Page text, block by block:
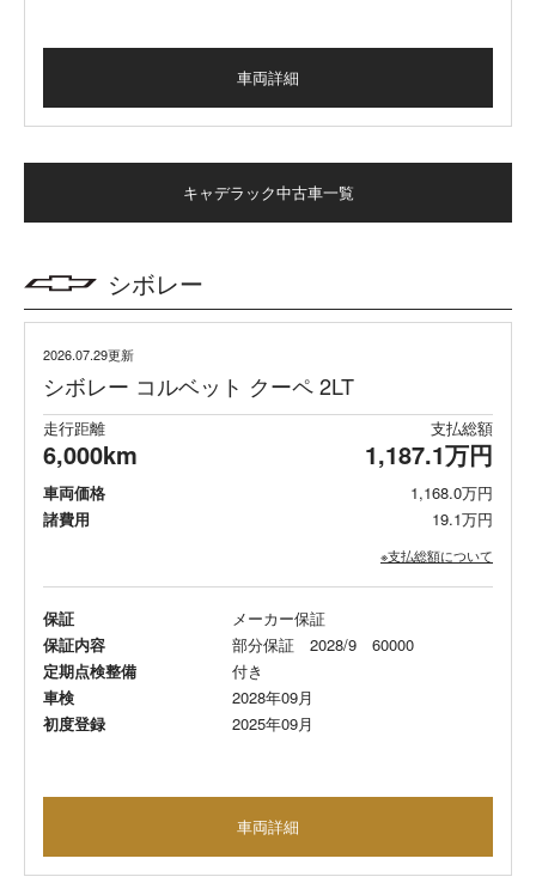
車両詳細
キャデラック中古車一覧
シボレー
2026.07.29更新
シボレー コルベット クーペ 2LT
走行距離
6,000km
支払総額
1,187.1万円
車両価格
1,168.0万円
諸費用
19.1万円
※支払総額について
保証
メーカー保証
保証内容
部分保証 2028/9 60000
定期点検整備
付き
車検
2028年09月
初度登録
2025年09月
車両詳細